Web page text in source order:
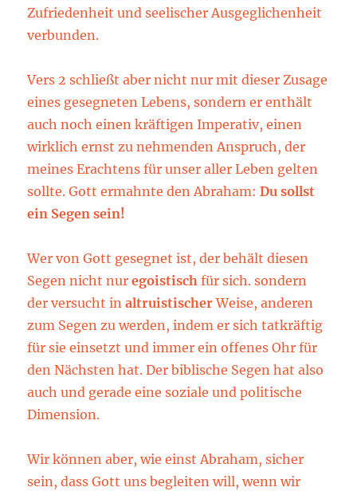
Zufriedenheit und seelischer Ausgeglichenheit
verbunden.
Vers 2 schließt aber nicht nur mit dieser Zusage
eines gesegneten Lebens, sondern er enthält
auch noch einen kräftigen Imperativ, einen
wirklich ernst zu nehmenden Anspruch, der
meines Erachtens für unser aller Leben gelten
sollte. Gott ermahnte den Abraham:Du sollst
ein Segen sein!
Wer von Gott gesegnet ist, der behält diesen
Segen nicht nuregoistisch für sich. sondern
der versucht inaltruistischerWeise, anderen
zum Segen zu werden, indem er sich tatkräftig
für sie einsetzt und immer ein offenes Ohr für
den Nächsten hat. Der biblische Segen hat also
auch und gerade eine soziale und politische
Dimension.
Wir können aber, wie einst Abraham, sicher
sein, dass Gott uns begleiten will, wenn wir